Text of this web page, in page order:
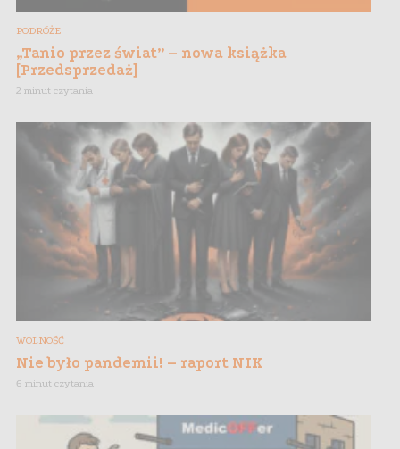
PODRÓŻE
„Tanio przez świat” – nowa książka
[Przedsprzedaż]
2 minut czytania
WOLNOŚĆ
Nie było pandemii! – raport NIK
6 minut czytania